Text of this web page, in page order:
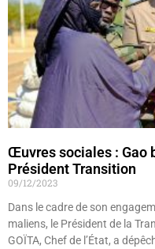
Œuvres sociales : Gao
Président Transition
09/12/2023
Dans le cadre de son
maliens, le Président de la
GOÏTA, Chef de l’État, a